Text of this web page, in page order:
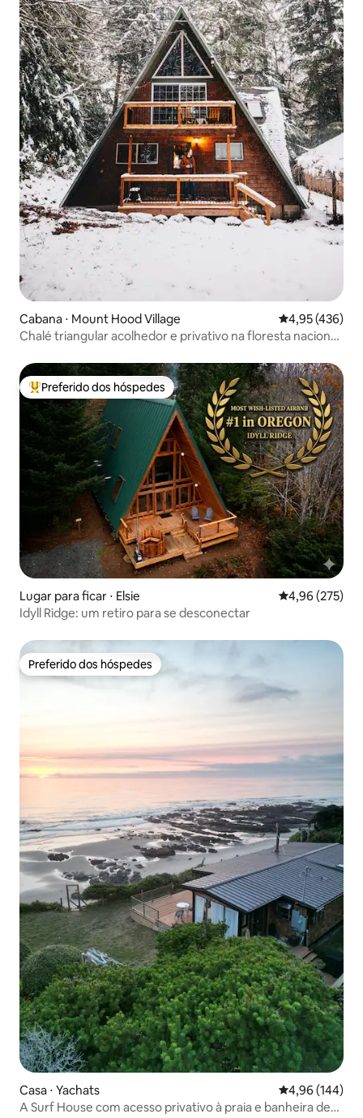
Cabana ⋅ Mount Hood Village 4,95 de uma
4,95 (436)
Chalé triangular acolhedor e privativo na floresta nacional
Entre os melhores preferidos dos hóspedes
Preferido dos hóspedes
Lugar para ficar ⋅ Elsie 4,96 de uma
4,96 (275)
Idyll Ridge: um retiro para se desconectar
Preferido dos hóspedes
Preferido dos hóspedes
Casa ⋅ Yachats 4,96 de uma
4,96 (144)
A Surf House com acesso privativo à praia e banheira de